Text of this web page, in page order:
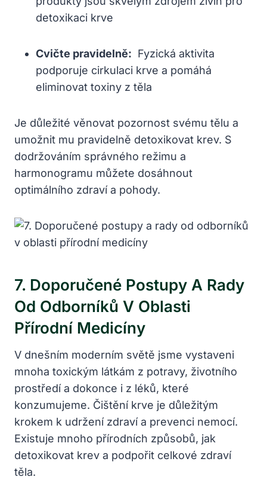
detoxikaci ⁤krve
Cvičte pravidelně: ⁣ Fyzická aktivita
podporuje cirkulaci ⁢krve a pomáhá⁤
eliminovat toxiny z těla
Je důležité věnovat pozornost svému tělu a
umožnit⁤ mu‍ pravidelně detoxikovat krev.‍ S⁤
dodržováním správného režimu a
harmonogramu můžete dosáhnout
optimálního zdraví a pohody.
7. Doporučené Postupy A Rady
Od Odborníků‌ V Oblasti
Přírodní Medicíny
V dnešním moderním‌ světě jsme vystaveni
mnoha toxickým ‍látkám z potravy, životního
prostředí a dokonce i z ​léků, které
konzumujeme. ⁢Čištění⁢ krve‍ je důležitým
krokem k udržení zdraví a prevenci nemocí.‍
Existuje ⁤mnoho přírodních způsobů,‌ jak
detoxikovat ⁢krev a podpořit celkové ⁤zdraví
těla.